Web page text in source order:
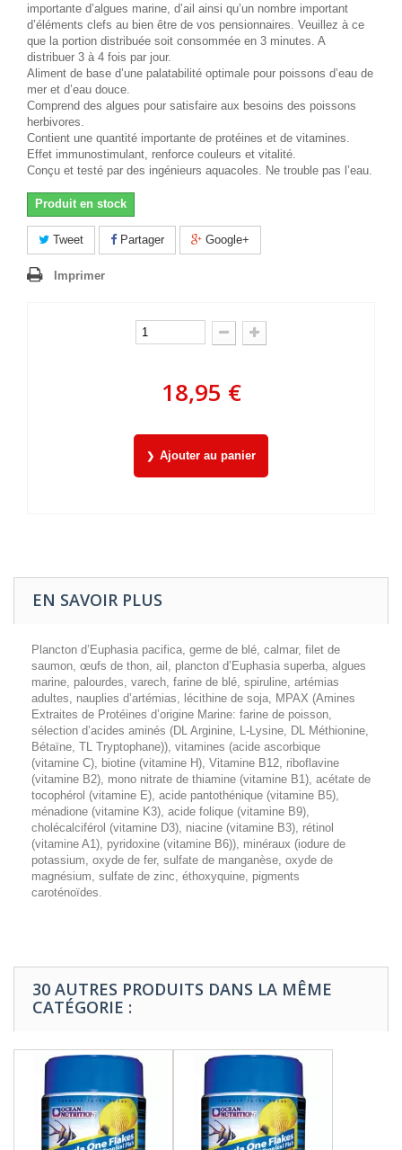
importante d’algues marine, d’ail ainsi qu’un nombre important
d’éléments clefs au bien être de vos pensionnaires. Veuillez à ce
que la portion distribuée soit consommée en 3 minutes. A
distribuer 3 à 4 fois par jour.
Aliment de base d’une palatabilité optimale pour poissons d’eau de
mer et d’eau douce.
Comprend des algues pour satisfaire aux besoins des poissons
herbivores.
Contient une quantité importante de protéines et de vitamines.
Effet immunostimulant, renforce couleurs et vitalité.
Conçu et testé par des ingénieurs aquacoles. Ne trouble pas l’eau.
Produit en stock
Tweet Partager Google+
Imprimer
18,95 €
Ajouter au panier
EN SAVOIR PLUS
Plancton d’Euphasia pacifica, germe de blé, calmar, filet de
saumon, œufs de thon, ail, plancton d’Euphasia superba, algues
marine, palourdes, varech, farine de blé, spiruline, artémias
adultes, nauplies d’artémias, lécithine de soja, MPAX (Amines
Extraites de Protéines d’origine Marine: farine de poisson,
sélection d’acides aminés (DL Arginine, L-Lysine, DL Méthionine,
Bétaïne, TL Tryptophane)), vitamines (acide ascorbique
(vitamine C), biotine (vitamine H), Vitamine B12, riboflavine
(vitamine B2), mono nitrate de thiamine (vitamine B1), acétate de
tocophérol (vitamine E), acide pantothénique (vitamine B5),
ménadione (vitamine K3), acide folique (vitamine B9),
cholécalciférol (vitamine D3), niacine (vitamine B3), rétinol
(vitamine A1), pyridoxine (vitamine B6)), minéraux (iodure de
potassium, oxyde de fer, sulfate de manganèse, oxyde de
magnésium, sulfate de zinc, éthoxyquine, pigments
caroténoïdes.
30 AUTRES PRODUITS DANS LA MÊME
CATÉGORIE :